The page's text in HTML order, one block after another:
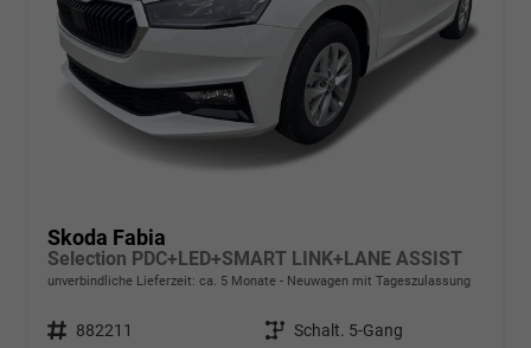
Skoda Fabia
Selection PDC+LED+SMART LINK+LANE ASSIST
unverbindliche Lieferzeit: ca. 5 Monate Neuwagen mit Tageszulassung
Fahrzeugnr. 882211 Getriebe Schalt. 5-Gang